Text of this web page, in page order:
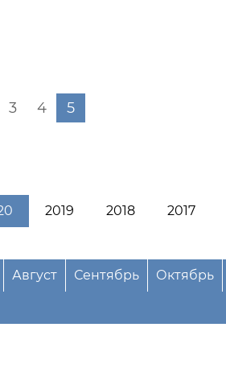
3 4 5
2019 2018 2017
Август Сентябрь Октябрь